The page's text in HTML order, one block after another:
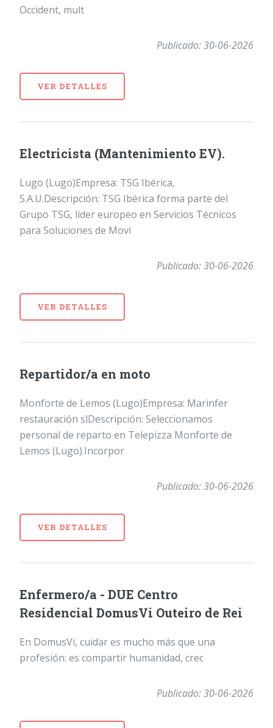
Occident, mult
Publicado: 30-06-2026
VER DETALLES
Electricista (Mantenimiento EV).
Lugo (Lugo)Empresa: TSG Ibérica,
S.A.U.Descripción: TSG Ibérica forma parte del
Grupo TSG, líder europeo en Servicios Técnicos
para Soluciones de Movi
Publicado: 30-06-2026
VER DETALLES
Repartidor/a en moto
Monforte de Lemos (Lugo)Empresa: Marinfer
restauración slDescripción: Seleccionamos
personal de reparto en Telepizza Monforte de
Lemos (Lugo).Incorpor
Publicado: 30-06-2026
VER DETALLES
Enfermero/a - DUE Centro
Residencial DomusVi Outeiro de Rei
En DomusVi, cuidar es mucho más que una
profesión: es compartir humanidad, crec
Publicado: 30-06-2026